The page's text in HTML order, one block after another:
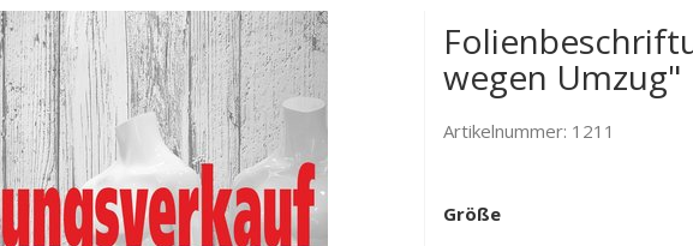
wegen Umzug"
Artikelnummer: 1211
Größe